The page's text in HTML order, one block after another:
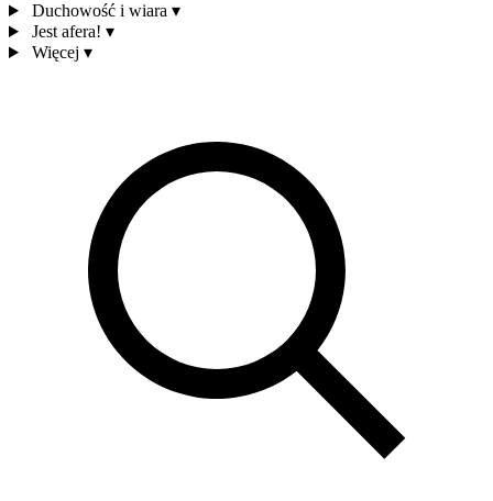
Duchowość i wiara ▾
Jest afera! ▾
Więcej ▾